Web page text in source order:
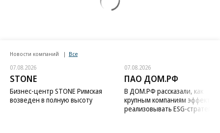
Новости компаний Все
07.08.2026
STONE
Бизнес-центр STONE Римская
возведен в полную высоту
07.08.2026
ПАО ДОМ.РФ
В ДОМ.РФ рассказали, как
крупным компаниям
реализовывать ESG-стратегию